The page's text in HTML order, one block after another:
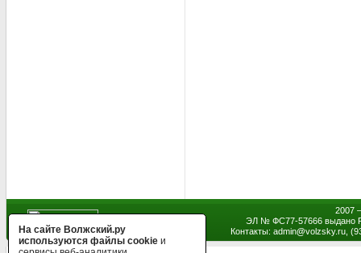
2007
ЭЛ № ФС77-57666 выдано
Контакты: admin@volzsky.ru,
На сайте Волжский.ру
используются файлы cookie и